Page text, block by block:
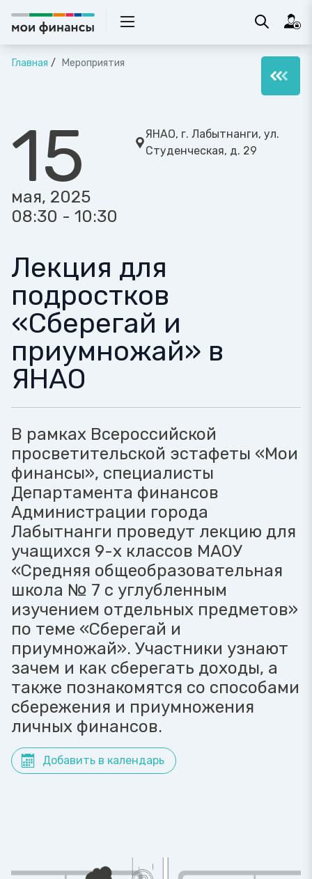
Главная Мероприятия
15
мая, 2025
08:30 - 10:30
ЯНАО, г. Лабытнанги, ул.
Студенческая, д. 29
Лекция для
подростков
«Сберегай и
приумножай» в
ЯНАО
В рамках Всероссийской
просветительской эстафеты «Мои
финансы», специалисты
Департамента финансов
Администрации города
Лабытнанги проведут лекцию для
учащихся 9-х классов МАОУ
«Средняя общеобразовательная
школа № 7 с углубленным
изучением отдельных предметов»
по теме «Сберегай и
приумножай». Участники узнают
зачем и как сберегать доходы, а
также познакомятся со способами
сбережения и приумножения
личных финансов.
Добавить в календарь